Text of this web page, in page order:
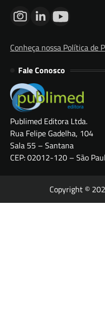
Conheça nossa Política de
Fale Conosco
Publimed Editora Ltda.
Rua Felipe Gadelha, 104
Sala 55 – Santana
CEP: 02012-120 – São
Copyright ©